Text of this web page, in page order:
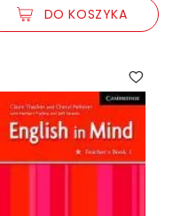
DO KOSZYKA